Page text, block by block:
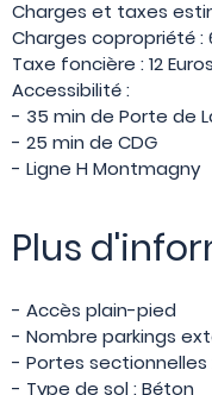
Charges et taxes
Charges copropriété :
Taxe foncière : 12
Accessibilité :
- 35 min de Porte de
- 25 min de CDG
- Ligne H Montmagny
Plus
- Accès plain-pied
- Nombre parkings
- Portes sectionnelles
- Type de sol : Béton